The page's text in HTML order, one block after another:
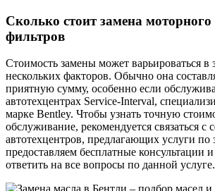
Сколько стоит замена
фильтров
Стоимость замены может варьироваться в
нескольких факторов. Обычно она
приятную сумму, особенно если
автотехцентрах Service-Interval,
марке Bentley. Чтобы узнать точную
обслуживание, рекомендуется связаться с
автотехцентров, предлагающих услуги
предоставляем бесплатные консультации
ответить на все вопросы по данной услуге.